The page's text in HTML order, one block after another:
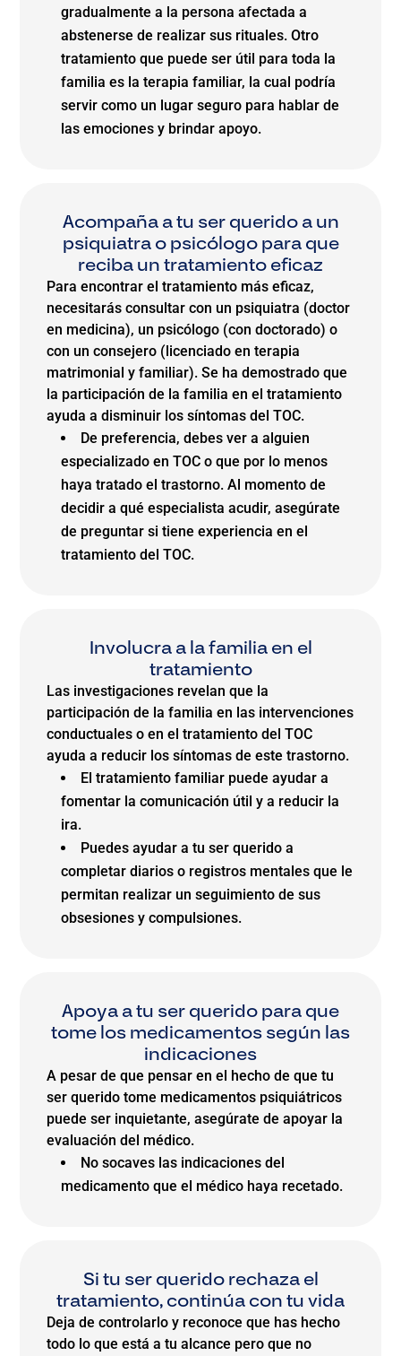
gradualmente a la persona afectada a
abstenerse de realizar sus rituales. Otro
tratamiento que puede ser útil para toda la
familia es la terapia familiar, la cual podría
servir como un lugar seguro para hablar de
las emociones y brindar apoyo.
Acompaña a tu ser querido a un
psiquiatra o psicólogo para que
reciba un tratamiento eficaz
Para encontrar el tratamiento más eficaz,
necesitarás consultar con un psiquiatra (doctor
en medicina), un psicólogo (con doctorado) o
con un consejero (licenciado en terapia
matrimonial y familiar). Se ha demostrado que
la participación de la familia en el tratamiento
ayuda a disminuir los síntomas del TOC.
De preferencia, debes ver a alguien
especializado en TOC o que por lo menos
haya tratado el trastorno. Al momento de
decidir a qué especialista acudir, asegúrate
de preguntar si tiene experiencia en el
tratamiento del TOC.
Involucra a la familia en el
tratamiento
Las investigaciones revelan que la
participación de la familia en las intervenciones
conductuales o en el tratamiento del TOC
ayuda a reducir los síntomas de este trastorno.
El tratamiento familiar puede ayudar a
fomentar la comunicación útil y a reducir la
ira.
Puedes ayudar a tu ser querido a
completar diarios o registros mentales que le
permitan realizar un seguimiento de sus
obsesiones y compulsiones.
Apoya a tu ser querido para que
tome los medicamentos según las
indicaciones
A pesar de que pensar en el hecho de que tu
ser querido tome medicamentos psiquiátricos
puede ser inquietante, asegúrate de apoyar la
evaluación del médico.
No socaves las indicaciones del
medicamento que el médico haya recetado.
Si tu ser querido rechaza el
tratamiento, continúa con tu vida
Deja de controlarlo y reconoce que has hecho
todo lo que está a tu alcance pero que no